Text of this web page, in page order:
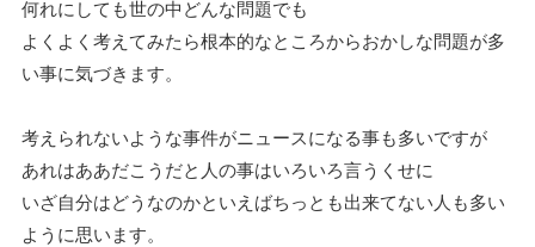
何れにしても世の中どんな問題でも
よくよく考えてみたら根本的なところからおかしな問題が多
い事に気づきます。
考えられないような事件がニュースになる事も多いですが
あれはああだこうだと人の事はいろいろ言うくせに
いざ自分はどうなのかといえばちっとも出来てない人も多い
ように思います。